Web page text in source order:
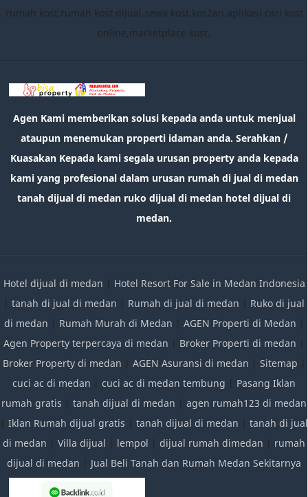
rumah kost,rumah kost dijual,sewa kost,kos2an,aplikasi cari kost
online,marketplace kost.
Agen Kami memberikan solusi kepada anda untuk menjual
ataupun menemukan properti idaman anda. Serahkan /
Kuasakan Kepada kami segala urusan property anda kepada
kami yang profesional dalam urusan rumah di jual di medan
tanah dijual di medan ruko dijual di medan hotel dijual di
medan.
Hotel dijual di medan | Hotel Resort For Sale in Medan Indonesia
| tanah di jual di medan | Rumah di jual di medan | Ruko di jual
di medan | Rumah Murah di Medan | AGEN Properti di Medan |
Agen Property terpercaya di medan | Broker Properti di medan |
Broker Property di medan | AGEN Asuransi di medan | Sitemap |
cuci ac di medan | cuci ac di medan tembung | Pasang Iklan
rumah gratis | tanah dijual di medan | agen rumah123 di medan
| Iklan Rumah dijual gratis | tanah dijual di medan | tanah di jual
di medan | Villa dijual | lempol | dijual rumah dimedan | rumah
dijual di medan | Jual Beli Tanah dan Rumah Medan Sekitarnya